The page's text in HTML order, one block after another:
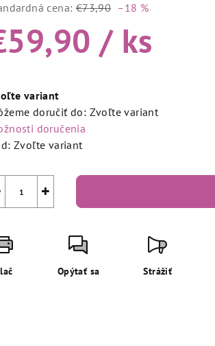
cena: €73,90 –18 %
/ ks
variant
doručiť do: Zvoľte variant
doručenia
Zvoľte variant
+
Opýtať sa Strážiť